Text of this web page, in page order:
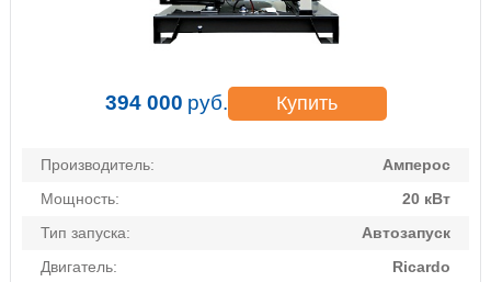
394 000 руб. Купить
Производитель:
Амперос
Мощность:
20 кВт
Тип запуска:
Автозапуск
Двигатель:
Ricardo